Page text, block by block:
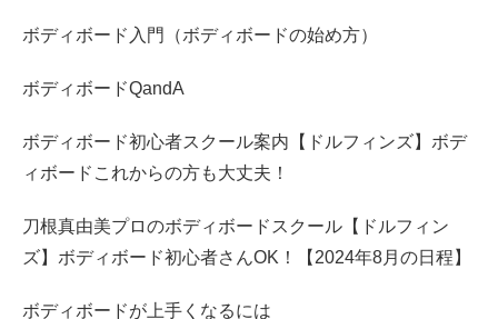
ボディボード入門（ボディボードの始め方）
ボディボードQandA
ボディボード初心者スクール案内【ドルフィンズ】ボデ
ィボードこれからの方も大丈夫！
刀根真由美プロのボディボードスクール【ドルフィン
ズ】ボディボード初心者さんOK！【2024年8月の日程】
ボディボードが上手くなるには